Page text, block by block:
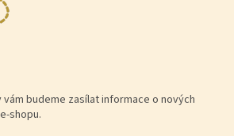
vám budeme zasílat informace o nových
shopu.